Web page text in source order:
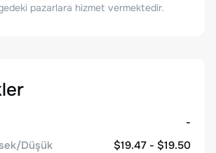
pazarlara hizmet vermektedir.
-
Düşük
$19.47 - $19.50